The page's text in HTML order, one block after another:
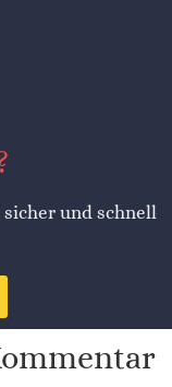
und schnell